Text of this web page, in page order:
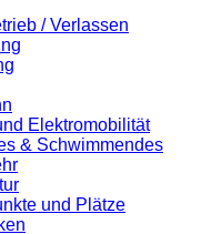
/ Verlassen
Elektromobilität
& Schwimmendes
und Plätze